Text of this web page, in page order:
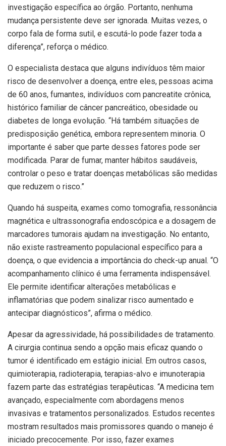
investigação específica ao órgão. Portanto, nenhuma
mudança persistente deve ser ignorada. Muitas vezes, o
corpo fala de forma sutil, e escutá-lo pode fazer toda a
diferença”, reforça o médico.
O especialista destaca que alguns indivíduos têm maior
risco de desenvolver a doença, entre eles, pessoas acima
de 60 anos, fumantes, indivíduos com pancreatite crônica,
histórico familiar de câncer pancreático, obesidade ou
diabetes de longa evolução. “Há também situações de
predisposição genética, embora representem minoria. O
importante é saber que parte desses fatores pode ser
modificada. Parar de fumar, manter hábitos saudáveis,
controlar o peso e tratar doenças metabólicas são medidas
que reduzem o risco.”
Quando há suspeita, exames como tomografia, ressonância
magnética e ultrassonografia endoscópica e a dosagem de
marcadores tumorais ajudam na investigação. No entanto,
não existe rastreamento populacional específico para a
doença, o que evidencia a importância do check-up anual. “O
acompanhamento clínico é uma ferramenta indispensável.
Ele permite identificar alterações metabólicas e
inflamatórias que podem sinalizar risco aumentado e
antecipar diagnósticos”, afirma o médico.
Apesar da agressividade, há possibilidades de tratamento.
A cirurgia continua sendo a opção mais eficaz quando o
tumor é identificado em estágio inicial. Em outros casos,
quimioterapia, radioterapia, terapias-alvo e imunoterapia
fazem parte das estratégias terapêuticas. “A medicina tem
avançado, especialmente com abordagens menos
invasivas e tratamentos personalizados. Estudos recentes
mostram resultados mais promissores quando o manejo é
iniciado precocemente. Por isso, fazer exames